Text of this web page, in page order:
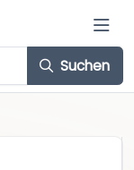
Suchen